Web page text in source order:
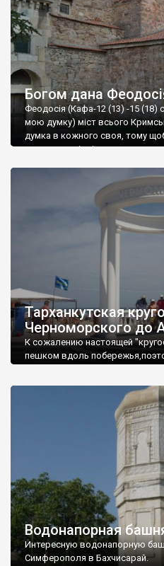
Богом дана
Феодосія (Кафа-12 (13) -15 (18)
мою думку) міст всього
думка в кожного своя, тому
запрошую відвідати це
Тарханкутская
Черноморского до
К сожалению настоящей
пешком вдоль
Водонапорная
Интересную водонапорную
Симферополя в Бахчисарай.